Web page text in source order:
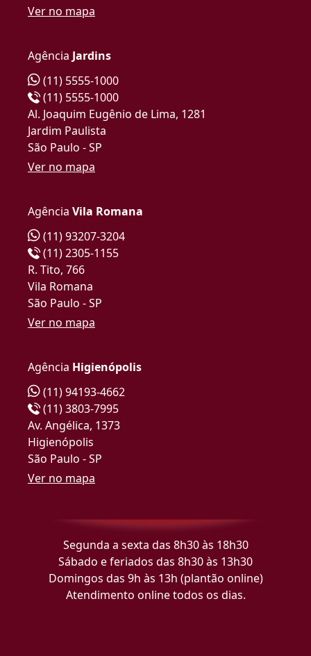
Ver no mapa
Agência Jardins
(11) 5555-1000
(11) 5555-1000
Al. Joaquim Eugênio de Lima, 1281
Jardim Paulista
São Paulo - SP
Ver no mapa
Agência Vila Romana
(11) 93207-3204
(11) 2305-1155
R. Tito, 766
Vila Romana
São Paulo - SP
Ver no mapa
Agência Higienópolis
(11) 94193-4662
(11) 3803-7995
Av. Angélica, 1373
Higienópolis
São Paulo - SP
Ver no mapa
Segunda a sexta das 8h30 às 18h30
Sábado e feriados das 8h30 às 13h30
Domingos das 9h às 13h (plantão online)
Atendimento online todos os dias.